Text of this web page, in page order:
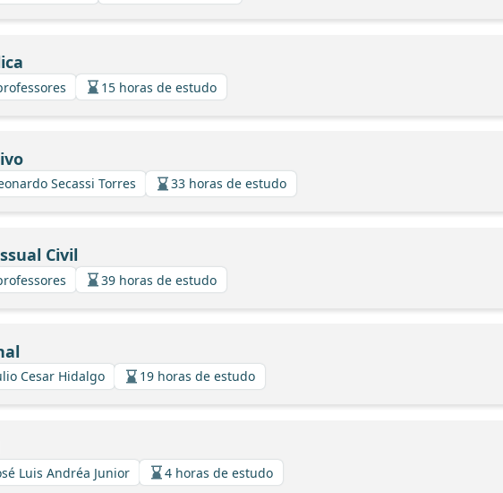
15 horas de estudo
Secassi Torres 33 horas de estudo
Civil
39 horas de estudo
Cesar Hidalgo 19 horas de estudo
Luis Andréa Junior 4 horas de estudo